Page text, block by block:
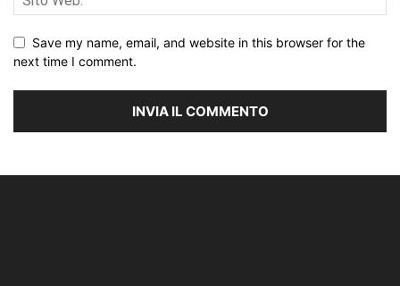
Save my name, email, and website in this browser for the
next time I comment.